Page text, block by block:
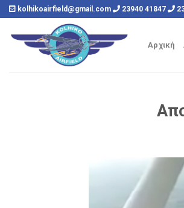
Skip
to
content
kolhikoairfield@gmail.com 23940 41847
Αρχική